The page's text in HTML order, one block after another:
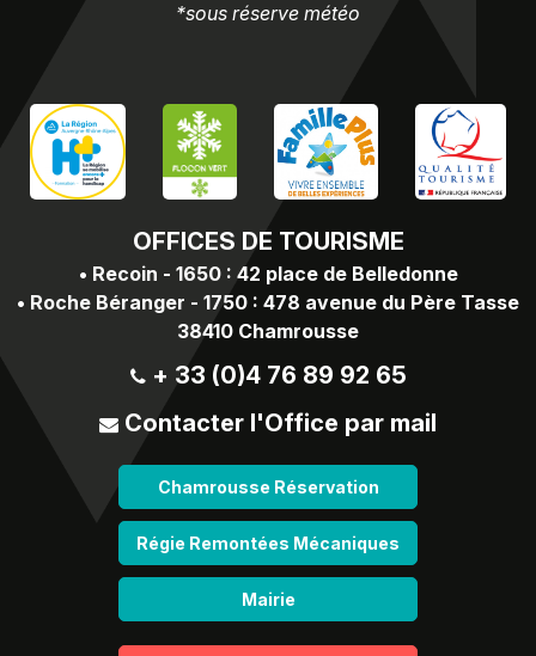
OFFICES DE TOURISME
• Recoin - 1650 : 42 place de Belledonne
• Roche Béranger - 1750 : 478 avenue du Père Tasse
38410 Chamrousse
+ 33 (0)4 76 89 92 65
Contacter l'Office par mail
Chamrousse Réservation
Régie Remontées Mécaniques
Mairie
*sous réserve météo